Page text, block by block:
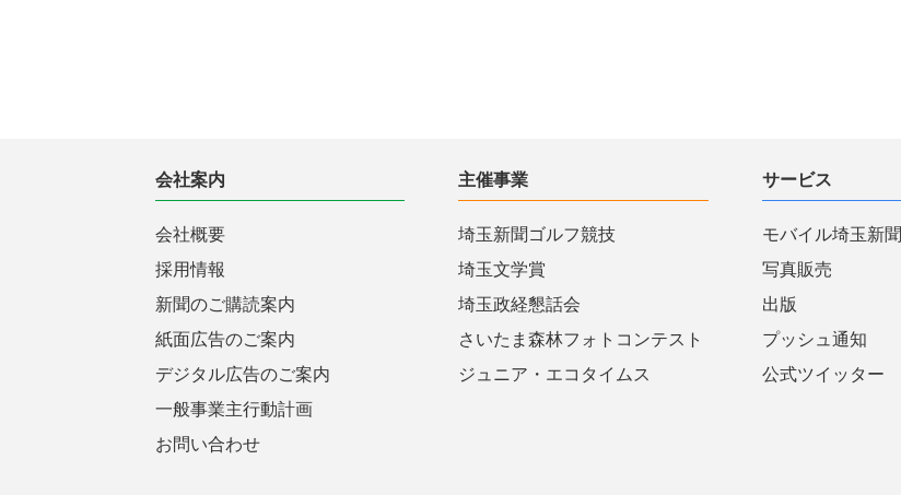
会社案内
会社概要
採用情報
新聞のご購読案内
紙面広告のご案内
デジタル広告のご案内
一般事業主行動計画
お問い合わせ
主催事業
埼玉新聞ゴルフ競技
埼玉文学賞
埼玉政経懇話会
さいたま森林フォトコンテスト
ジュニア・エコタイムス
サービス
モバイル埼玉新聞
写真販売
出版
プッシュ通知
公式ツイッター